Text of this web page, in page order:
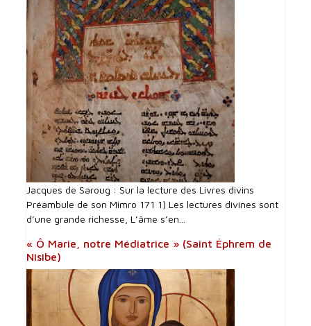
Jacques de Saroug : Sur la lecture des Livres divins
Préambule de son Mimro 171 1) Les lectures divines sont
d’une grande richesse, L’âme s’en...
« Ô Marie, notre Médiatrice » (Saint Éphrem de
Nisibe)